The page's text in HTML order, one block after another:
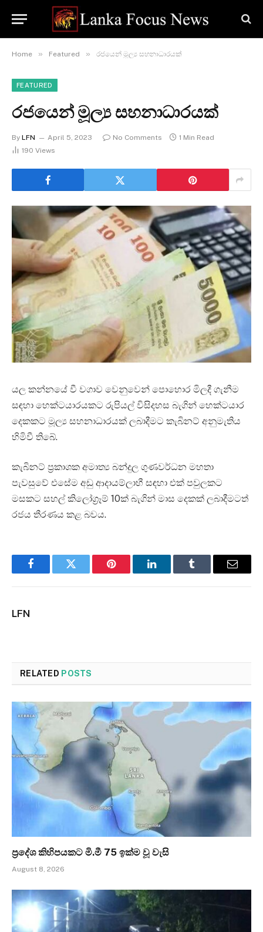
Home » Featured » රජයෙන් මූල්‍ය සහනාධාරයක්
FEATURED
රජයෙන් මූල්‍ය සහනාධාරයක්
By LFN April 5, 2023 No Comments
1 Min Read
190 Views
යල කන්නයේ වී වගාව වෙනුවෙන් පොහොර මිලදී ගැනීම
සඳහා හෙක්ටයාරයකට රුපියල් විසිදහස බැගින් හෙක්ටයාර
දෙකකට මූල්‍ය සහනාධාරයක් ලබාදීමට කැබිනට් අනුමැතිය
හිමිවී තිබේ.
කැබිනට් ප්‍රකාශක අමාත්‍ය බන්දුල ගුණවර්ධන මහතා
පැවසුවේ එසේම අඩු ආදායම්ලාභී සඳහා එක් පවුලකට
මසකට සහල් කිලෝග්‍රෑම් 10ක් බැගින් මාස දෙකක් ලබාදීමටත්
රජය තීරණය කළ බවය.
FacebookTwitter Pinterest LinkedInTumblr Email
LFN
RELATED POSTS
ප්‍රදේශ කිහිපයකට මි.මී 75 ඉක්ම වූ වැසි
August 8, 2026